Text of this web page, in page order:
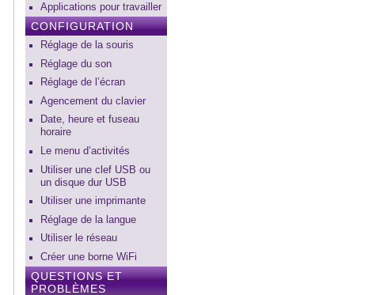
Applications pour travailler
CONFIGURATION
Réglage de la souris
Réglage du son
Réglage de l’écran
Agencement du clavier
Date, heure et fuseau
horaire
Le menu d’activités
Utiliser une clef USB ou
un disque dur USB
Utiliser une imprimante
Réglage de la langue
Utiliser le réseau
Créer une borne WiFi
QUESTIONS ET
PROBLÈMES